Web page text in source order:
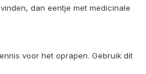
dan eentje met medicinale
voor het oprapen. Gebruik dit